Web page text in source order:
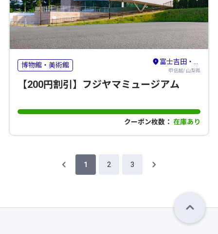
博物館・美術館 富士吉田・河口湖・本栖湖・西湖・精進湖
甲信越/ 山梨県
【200円割引】フジヤマミュージアム
クーポン枚数： 在庫あり
1 2 3